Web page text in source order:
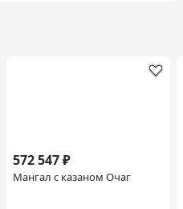
572 547 ₽
Мангал с казаном Очаг